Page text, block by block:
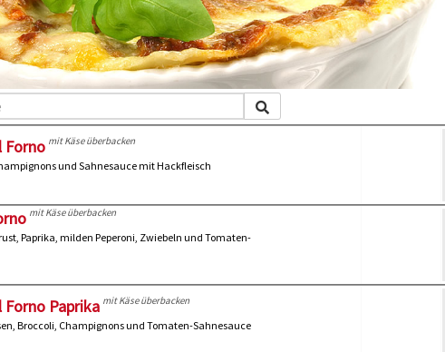
Forno mit Käse überbacken
und Sahnesauce mit Hackfleisch
mit Käse überbacken
Paprika, milden Peperoni, Zwiebeln und Tomaten-
Paprika mit Käse überbacken
Broccoli, Champignons und Tomaten-Sahnesauce